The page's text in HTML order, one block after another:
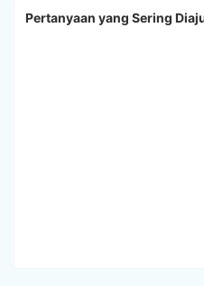
Pertanyaan yang Sering